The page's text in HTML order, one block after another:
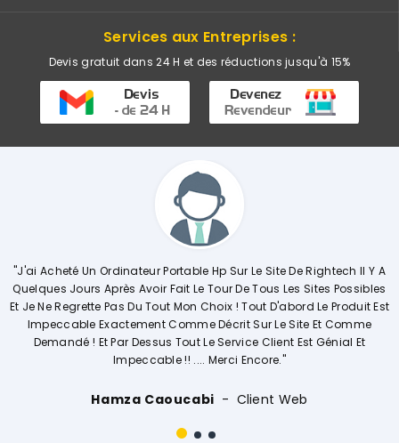
Services aux Entreprises :
Devis gratuit dans 24 H et des réductions jusqu'à 15%
Hp Sur Le Site De Rightech Il Y A
Tour De Tous Les Sites Possibles
Choix ! Tout D'abord Le Produit Est
Décrit Sur Le Site Et Comme
Le Service Client Est Génial Et
Client Web
"Commerciale KHADIJA Super
Explique De Façon Concrète Et
Opérations. Société A L'écoute